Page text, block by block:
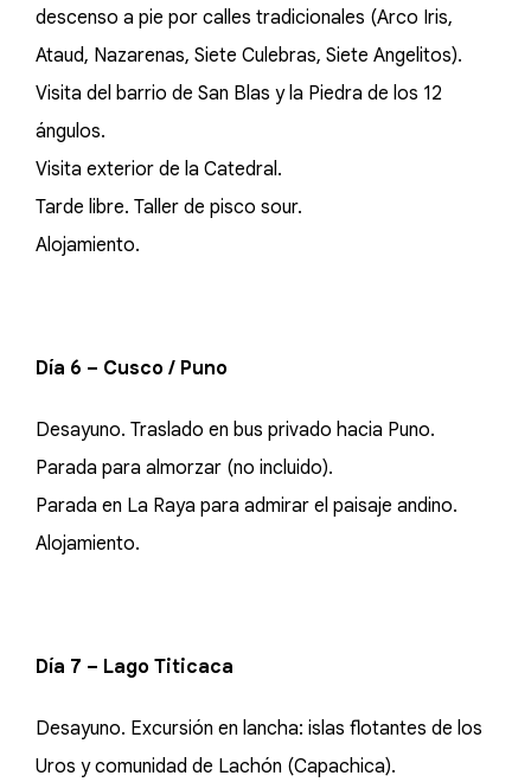
descenso a pie por calles tradicionales (Arco Iris,
Ataud, Nazarenas, Siete Culebras, Siete Angelitos).
Visita del barrio de San Blas y la Piedra de los 12
ángulos.
Visita exterior de la Catedral.
Tarde libre. Taller de pisco sour.
Alojamiento.
Día 6 – Cusco / Puno
Desayuno. Traslado en bus privado hacia Puno.
Parada para almorzar (no incluido).
Parada en La Raya para admirar el paisaje andino.
Alojamiento.
Día 7 – Lago Titicaca
Desayuno. Excursión en lancha: islas flotantes de los
Uros y comunidad de Lachón (Capachica).